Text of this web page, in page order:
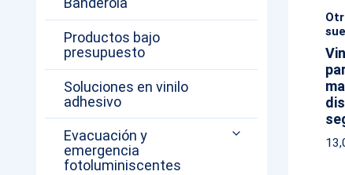
Productos bajo
presupuesto
Soluciones en vinilo
adhesivo
Evacuación y
emergencia
fotoluminiscentes